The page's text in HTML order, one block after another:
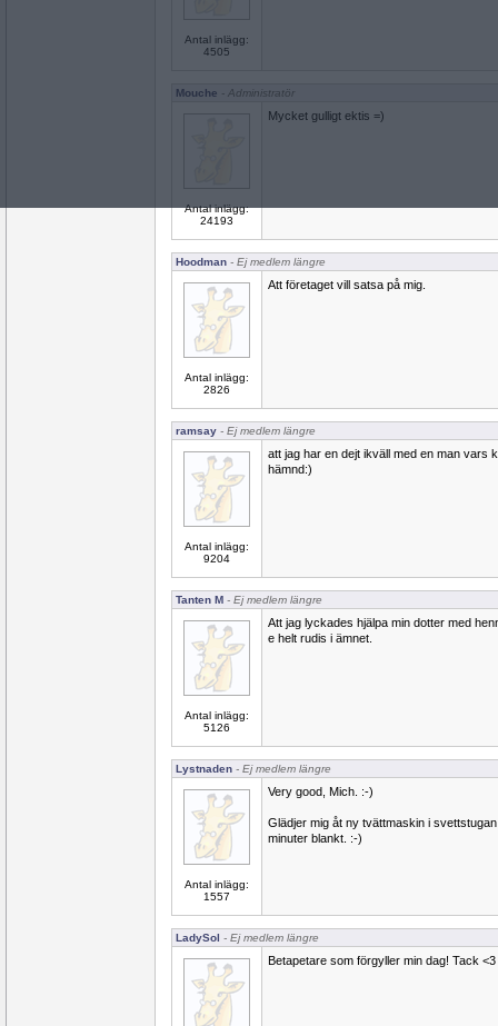
Antal inlägg:
4505
Mouche - Administratör
Antal inlägg:
24193
Mycket gulligt ektis =)
Hoodman - Ej medlem längre
Antal inlägg:
2826
Att företaget vill satsa på mig.
ramsay - Ej medlem längre
Antal inlägg:
9204
att jag har en dejt ikväll med en man vars
hämnd:)
Tanten M - Ej medlem längre
Antal inlägg:
5126
Att jag lyckades hjälpa min dotter med
e helt rudis i ämnet.
Lystnaden - Ej medlem längre
Antal inlägg:
1557
Very good, Mich. :-)
Glädjer mig åt ny tvättmaskin i
minuter blankt. :-)
LadySol - Ej medlem längre
Betapetare som förgyller min dag! Tack <3